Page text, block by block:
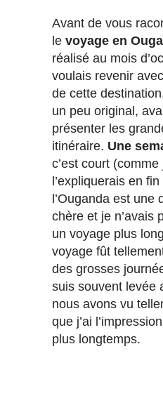
Avant de vous
le voyage en
réalisé au mois
voulais revenir
de cette
un peu original,
présenter les
itinéraire. Une
c’est court
l’expliquerais en fin
l’Ouganda est une
chère et je n’avais
un voyage plus
voyage fût
des grosses
suis souvent levée
nous avons vu
que j’ai
plus longtemps.